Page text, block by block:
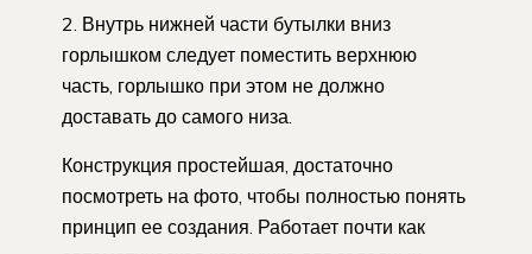
Внутрь нижней части бутылки вниз
горлышком следует поместить верхнюю
часть, горлышко при этом не должно
доставать до самого низа.
Конструкция простейшая, достаточно
посмотреть на фото, чтобы полностью понять
принцип ее создания. Работает почти как